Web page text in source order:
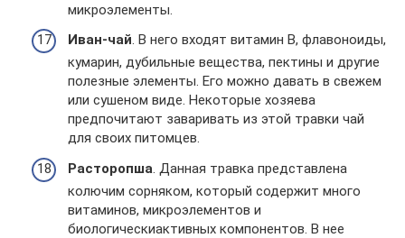
микроэлементы.
Иван-чай. В него входят витамин В, флавоноиды,
кумарин, дубильные вещества, пектины и другие
полезные элементы. Его можно давать в свежем
или сушеном виде. Некоторые хозяева
предпочитают заваривать из этой травки чай
для своих питомцев.
Расторопша . Данная травка представлена
колючим сорняком, который содержит много
витаминов, микроэлементов и
биологическиактивных компонентов. В нее